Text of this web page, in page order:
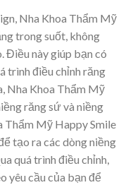
Nha Khoa Thẩm Mỹ
trong suốt, không
Điều này giúp bạn có
trình điều chỉnh răng
Nha Khoa Thẩm Mỹ
răng sứ và niềng
Thẩm Mỹ Happy Smile
tạo ra các dòng niềng
quá trình điều chỉnh,
yêu cầu của bạn để